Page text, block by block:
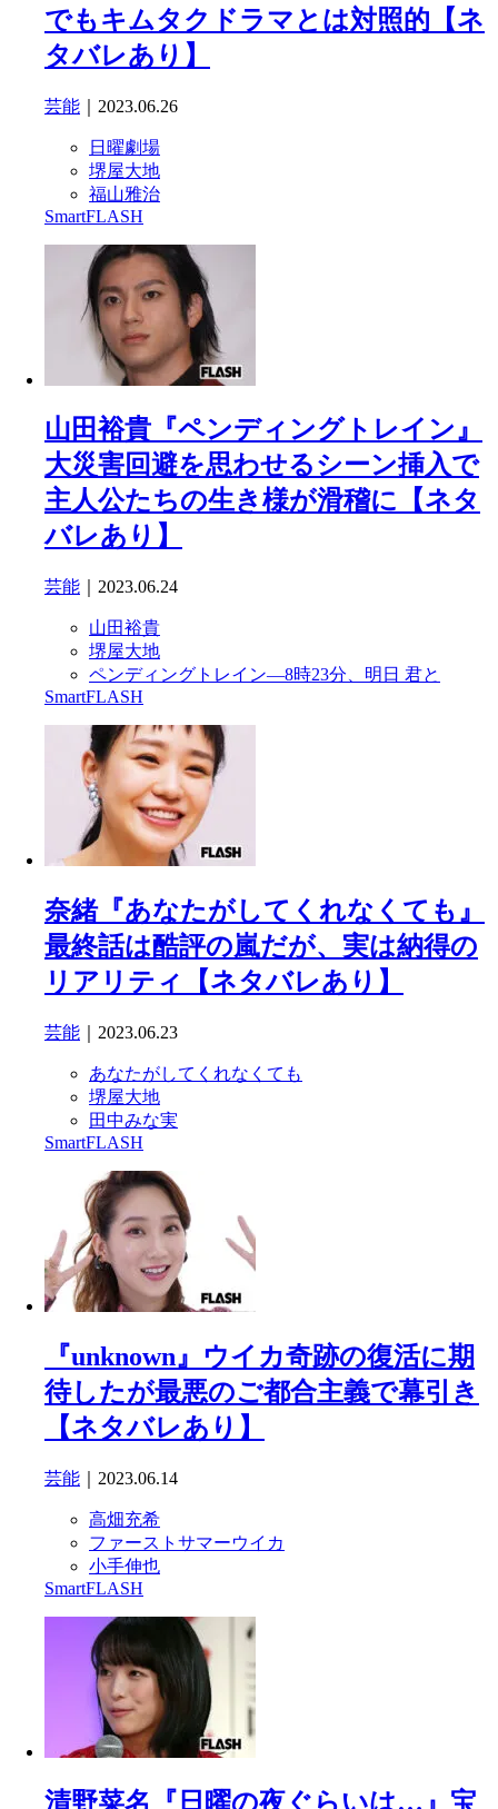
でもキムタクドラマとは対照的【ネ
タバレあり】
芸能 ｜2023.06.26
日曜劇場
堺屋大地
福山雅治
SmartFLASH
山田裕貴『ペンディングトレイン』
大災害回避を思わせるシーン挿入で
主人公たちの生き様が滑稽に【ネタ
バレあり】
芸能 ｜2023.06.24
山田裕貴
堺屋大地
ペンディングトレイン―8時23分、明日 君と
SmartFLASH
奈緒『あなたがしてくれなくても』
最終話は酷評の嵐だが、実は納得の
リアリティ【ネタバレあり】
芸能 ｜2023.06.23
あなたがしてくれなくても
堺屋大地
田中みな実
SmartFLASH
『unknown』ウイカ奇跡の復活に期
待したが最悪のご都合主義で幕引き
【ネタバレあり】
芸能 ｜2023.06.14
高畑充希
ファーストサマーウイカ
小手伸也
SmartFLASH
清野菜名『日曜の夜ぐらいは…』宝